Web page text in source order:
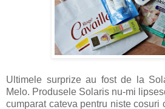
Ultimele surprize au fost de la
Melo. Produsele Solaris nu-mi
cumparat cateva pentru niste cosuri